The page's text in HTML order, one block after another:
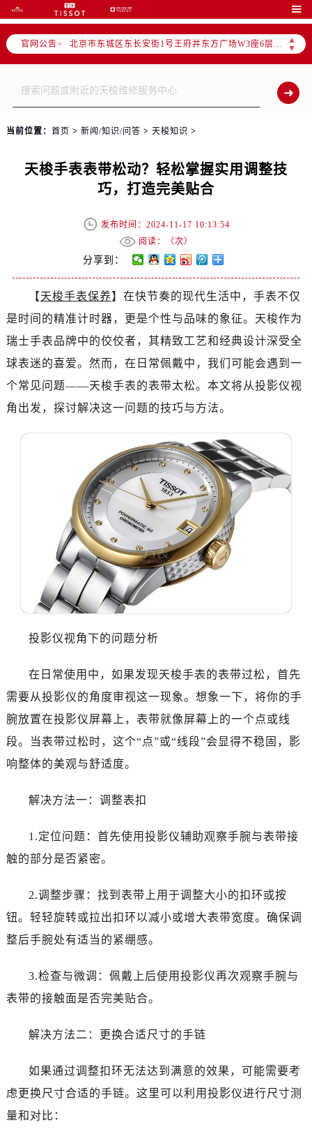

官网公告>
▲
▼
北京市朝阳区建国门外大街甲6号华熙国际中心D座11层1102室售后服务中心（需提前预约）
北京市东城区东长安街1号王府井东方广场W3座6层602室售后服务中心（需提前预约）
节假日正常营业！
当前位置： 首页 > 新闻/知识/问答 > 天梭知识 >
天梭手表表带松动？轻松掌握实用调整技
巧，打造完美贴合
发布时间：2024-11-17 10:13:54
阅读：（次）
分享到：
【天梭手表保养】在快节奏的现代生活中，手表不仅
是时间的精准计时器，更是个性与品味的象征。天梭作为
瑞士手表品牌中的佼佼者，其精致工艺和经典设计深受全
球表迷的喜爱。然而，在日常佩戴中，我们可能会遇到一
个常见问题——天梭手表的表带太松。本文将从投影仪视
角出发，探讨解决这一问题的技巧与方法。
投影仪视角下的问题分析
在日常使用中，如果发现天梭手表的表带过松，首先
需要从投影仪的角度审视这一现象。想象一下，将你的手
腕放置在投影仪屏幕上，表带就像屏幕上的一个点或线
段。当表带过松时，这个“点”或“线段”会显得不稳固，影
响整体的美观与舒适度。
解决方法一：调整表扣
1.定位问题：首先使用投影仪辅助观察手腕与表带接
触的部分是否紧密。
2.调整步骤：找到表带上用于调整大小的扣环或按
钮。轻轻旋转或拉出扣环以减小或增大表带宽度。确保调
整后手腕处有适当的紧绷感。
3.检查与微调：佩戴上后使用投影仪再次观察手腕与
表带的接触面是否完美贴合。
解决方法二：更换合适尺寸的手链
如果通过调整扣环无法达到满意的效果，可能需要考
虑更换尺寸合适的手链。这里可以利用投影仪进行尺寸测
量和对比：